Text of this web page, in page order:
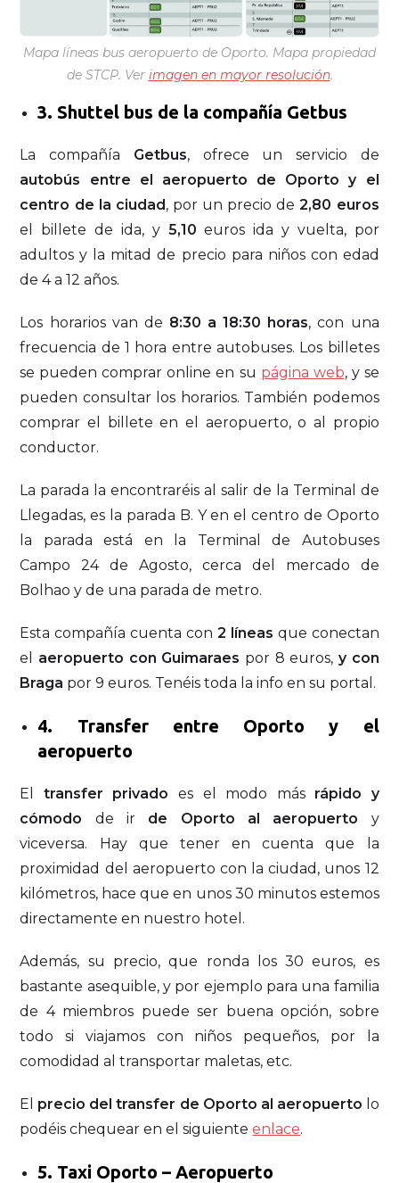
Mapa líneas bus aeropuerto de Oporto. Mapa propiedad
de STCP. Ver imagen en mayor resolución.
3. Shuttel bus de la compañía Getbus
La compañía Getbus, ofrece un servicio de
autobús entre el aeropuerto de Oporto y el
centro de la ciudad, por un precio de2,80 euros
el billete de ida, y 5,10 euros ida y vuelta, por
adultos y la mitad de precio para niños con edad
de 4 a 12 años.
Los horarios van de 8:30 a 18:30 horas, con una
frecuencia de 1 hora entre autobuses. Los billetes
se pueden comprar online en su página web, y se
pueden consultar los horarios. También podemos
comprar el billete en el aeropuerto, o al propio
conductor.
La parada la encontraréis al salir de la Terminal de
Llegadas, es la parada B. Y en el centro de Oporto
la parada está en la Terminal de Autobuses
Campo 24 de Agosto, cerca del mercado de
Bolhao y de una parada de metro.
Esta compañía cuenta con 2 líneas que conectan
el aeropuerto con Guimaraes por 8 euros, y con
Braga por 9 euros. Tenéis toda la info en su portal.
4. Transfer entre Oporto y el
aeropuerto
El transfer privado es el modo más rápido y
cómodo de ir de Oporto al aeropuerto y
viceversa. Hay que tener en cuenta que la
proximidad del aeropuerto con la ciudad, unos 12
kilómetros, hace que en unos 30 minutos estemos
directamente en nuestro hotel.
Además, su precio, que ronda los 30 euros, es
bastante asequible, y por ejemplo para una familia
de 4 miembros puede ser buena opción, sobre
todo si viajamos con niños pequeños, por la
comodidad al transportar maletas, etc.
El precio del transfer de Oporto al aeropuerto lo
podéis chequear en el siguienteenlace.
5. Taxi Oporto – Aeropuerto